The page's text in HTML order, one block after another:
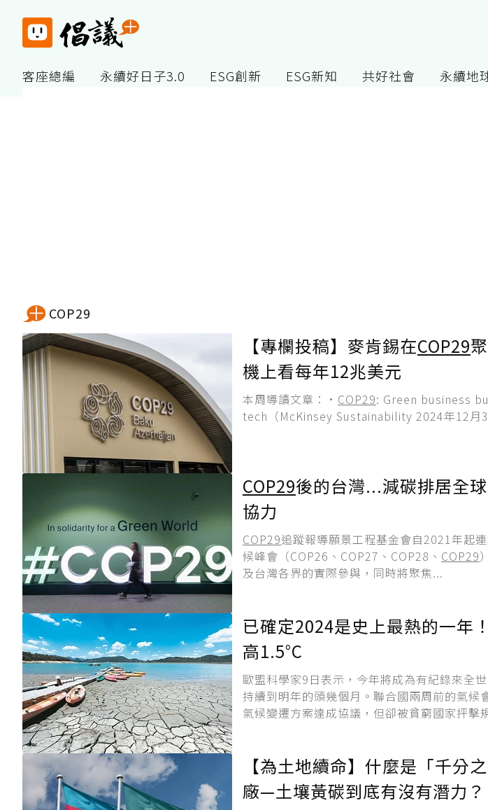
客座總編 永續好日子3.0 ESG創新 ESG新知 共好社會 永續地
COP29
【專欄投稿】麥肯錫在COP29
機上看每年12兆美元
本周導讀文章：• COP29: Green business
tech（McKinsey Sustainability 2024年12
COP29後的台灣...減碳排居全
協力
COP29追蹤報導願景工程基金會自2021年起
候峰會（COP26、COP27、COP28、 COP29
及台灣各界的實際參與，同時將聚焦...
已確定2024是史上最熱的一年
高1.5°C
歐盟科學家9日表示，今年將成為有紀錄來全
持續到明年的頭幾個月。聯合國兩周前的氣
氣候變遷方案達成協議，但卻被貧窮國家抨擊
【為土地續命】什麼是「千分
廠—土壤黃碳到底有沒有潛力？